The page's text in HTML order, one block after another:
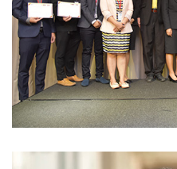
การประชุมวิ